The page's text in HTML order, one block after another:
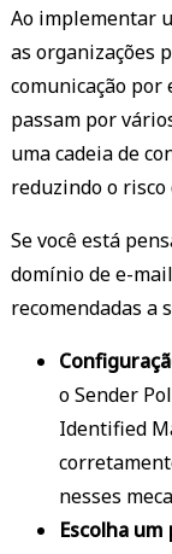
Ao implementar
as organizações
comunicação por
passam por
uma cadeia de
reduzindo o
Se você está
domínio de e-
recomendadas a
o Sender
Identified
nesses
Escolha